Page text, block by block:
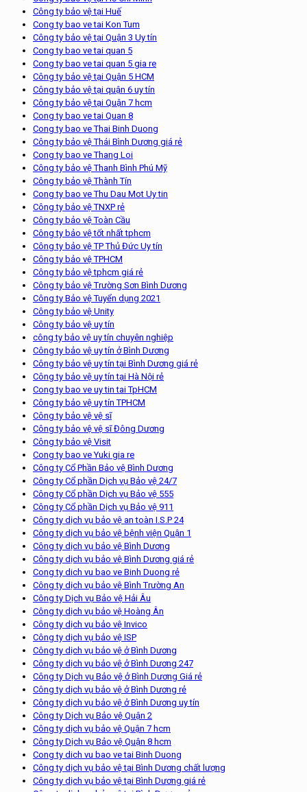
Công ty bảo vệ tại Huế
Cong ty bao ve tai Kon Tum
Công ty bảo vệ tại Quận 3 Uy tín
Cong ty bao ve tai quan 5
Cong ty bao ve tai quan 5 gia re
Công ty bảo vệ tại Quận 5 HCM
Công ty bảo vệ tại quận 6 uy tín
Công ty bảo vệ tại Quận 7 hcm
Cong ty bao ve tai Quan 8
Cong ty bao ve Thai Binh Duong
Công ty bảo vệ Thái Bình Dương giá rẻ
Cong ty bao ve Thang Loi
Công ty bảo vệ Thanh Bình Phú Mỹ
Công ty bảo vệ Thành Tín
Cong ty bao ve Thu Dau Mot Uy tin
Công ty bảo vệ TNXP rẻ
Công ty bảo vệ Toàn Cầu
Công ty bảo vệ tốt nhất tphcm
Công ty bảo vệ TP Thủ Đức Uy tín
Công ty bảo vệ TPHCM
Công ty bảo vệ tphcm giá rẻ
Công ty bảo vệ Trường Sơn Bình Dương
Công ty Bảo vệ Tuyển dụng 2021
Công ty bảo vệ Unity
Công ty bảo vệ uy tín
công ty bảo vệ uy tín chuyên nghiệp
Công ty bảo vệ uy tín ở Bình Dương
Công ty bảo vệ uy tín tại Bình Dương giá rẻ
Công ty bảo vệ uy tín tại Hà Nội rẻ
Cong ty bao ve uy tin tai TpHCM
Công ty bảo vệ uy tín TPHCM
Công ty bảo vệ vệ sĩ
Công ty bảo vệ vệ sĩ Đông Dương
Công ty bảo vệ Visit
Cong ty bao ve Yuki gia re
Công ty Cổ Phần Bảo vệ Bình Dương
Công ty Cổ phần Dịch vụ Bảo vệ 24/7
Công ty Cổ phần Dịch vụ Bảo vệ 555
Công ty Cổ phần Dịch vụ Bảo vệ 911
Công ty dịch vụ bảo vệ an toàn I.S.P 24
Công ty dịch vụ bảo vệ bệnh viện Quận 1
Công ty dịch vụ bảo vệ Bình Dương
Công ty dịch vụ bảo vệ Bình Dương giá rẻ
Cong ty dich vu bao ve Binh Duong rẻ
Công ty dịch vụ bảo vệ Bình Trường An
Công ty Dịch vụ Bảo vệ Hải Âu
Công ty dịch vụ bảo vệ Hoàng Ân
Công ty dịch vụ bảo vệ Invico
Công ty dịch vụ bảo vệ ISP
Công ty dịch vụ bảo vệ ở Bình Dương
Công ty dịch vụ bảo vệ ở Bình Dương 247
Công ty Dịch vụ Bảo vệ ở Bình Dương Giá rẻ
Công ty dịch vụ bảo vệ ở Bình Dương rẻ
Công ty dịch vụ bảo vệ ở Bình Dương uy tín
Công ty Dịch vụ Bảo vệ Quận 2
Công ty dịch vụ bảo vệ Quận 7 hcm
Công ty Dịch vụ Bảo vệ Quận 8 hcm
Cong ty dich vu bao ve tai Binh Duong
Công ty dịch vụ bảo vệ tại Bình Dương chất lượng
Công ty dịch vụ bảo vệ tại Bình Dương giá rẻ